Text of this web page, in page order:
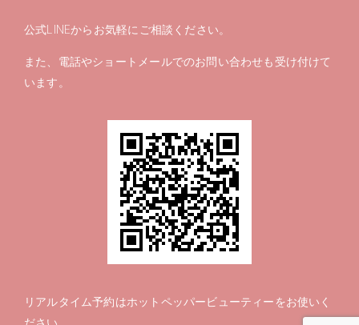
公式LINEからお気軽にご相談ください。
また、電話やショートメールでのお問い合わせも受け付けて
います。
リアルタイム予約はホットペッパービューティー をお使いく